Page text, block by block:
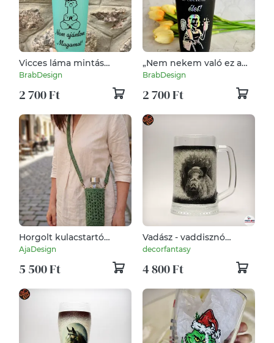
Vicces láma mintás
pohár - vicces ajándék -
BrabDesign
2 700 Ft
„Nem nekem való ez a
cseléd élet!” – 7,1 dl-es,
vicces pohár
BrabDesign
2 700 Ft
Horgolt kulacstartó
vállpánttal
AjaDesign
5 500 Ft
Vadász - vaddisznó
képpel - sörös korsó ; A
vadászat szerelmeseinek
decorfantasy
4 800 Ft